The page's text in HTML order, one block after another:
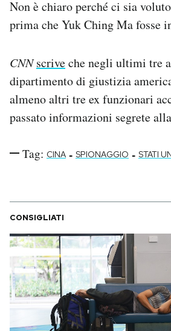
Non è chiaro perché ci sia
prima che Yuk Ching Ma fosse
CNN scriveche negli ultimi tre
dipartimento di giustizia
almeno altri tre ex funzionari
passato informazioni segrete
Tag: CINA - SPIONAGGIO - STATI
CONSIGLIATI